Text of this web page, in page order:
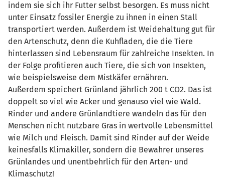
indem sie sich ihr Futter selbst besorgen. Es muss nicht
unter Einsatz fossiler Energie zu ihnen in einen Stall
transportiert werden. Außerdem ist Weidehaltung gut für
den Artenschutz, denn die Kuhfladen, die die Tiere
hinterlassen sind Lebensraum für zahlreiche Insekten. In
der Folge profitieren auch Tiere, die sich von Insekten,
wie beispielsweise dem Mistkäfer ernähren.
Außerdem speichert Grünland jährlich 200 t CO2. Das ist
doppelt so viel wie Acker und genauso viel wie Wald.
Rinder und andere Grünlandtiere wandeln das für den
Menschen nicht nutzbare Gras in wertvolle Lebensmittel
wie Milch und Fleisch. Damit sind Rinder auf der Weide
keinesfalls Klimakiller, sondern die Bewahrer unseres
Grünlandes und unentbehrlich für den Arten- und
Klimaschutz!